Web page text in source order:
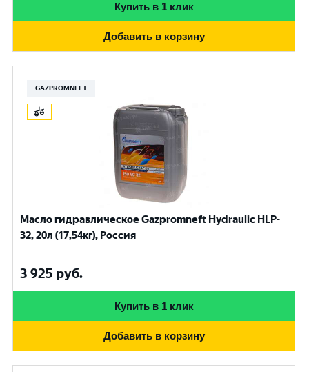
Купить в 1 клик
Добавить в корзину
GAZPROMNEFT
Масло гидравлическое Gazpromneft Hydraulic HLP-
32, 20л (17,54кг), Россия
3 925 руб.
Купить в 1 клик
Добавить в корзину